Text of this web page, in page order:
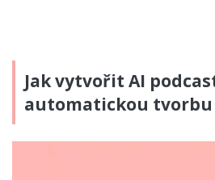
Jak vytvořit AI
automatickou